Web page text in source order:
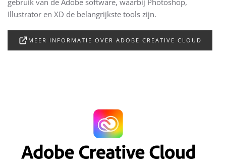
gebruik van de Adobe software, waarbij Photoshop,
Illustrator en XD de belangrijkste tools zijn.
MEER INFORMATIE OVER ADOBE CREATIVE CLOUD